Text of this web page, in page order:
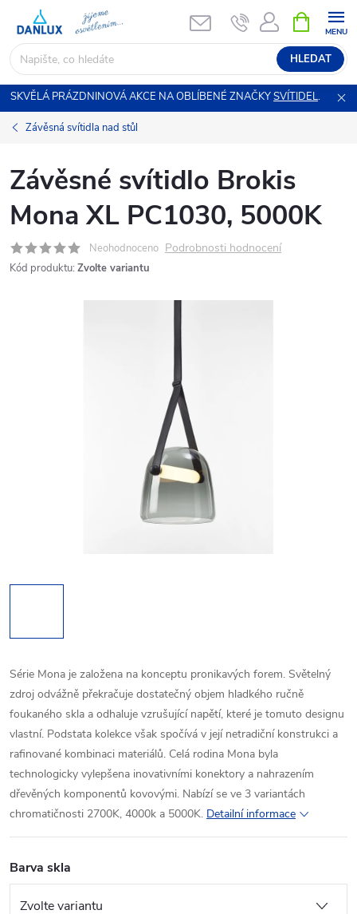
obsah
HLEDAT
NÁKUPNÍ
KOŠÍK
SKVĚLÁ PRÁZDNINOVÁ AKCE NA OBLÍBENÉ ZNAČKYSVÍTIDEL.
Závěsná svítidla nad stůl
Závěsné svítidlo Brokis
Mona XL PC1030, 5000K
Neohodnoceno Podrobnosti hodnocení
Kód produktu: Zvolte variantu
Série Mona je založena na konceptu pronikavých forem. Světelný
zdroj odvážně překračuje dostatečný objem hladkého ručně
foukaného skla a odhaluje vzrušující napětí, které je tomuto designu
vlastní. Podstata kolekce však spočívá v její netradiční konstrukci a
rafinované kombinaci materiálů. Celá rodina Mona byla
technologicky vylepšena inovativními konektory a nahrazením
dřevěných komponentů kovovými. Nabízí se ve 3 variantách
chromatičnosti 2700K, 4000k a 5000K. Detailní informace
Barva skla